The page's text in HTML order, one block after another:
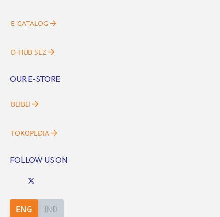
E-CATALOG
D-HUB SEZ
OUR E-STORE
BLIBLI
TOKOPEDIA
FOLLOW US ON
ENG IND